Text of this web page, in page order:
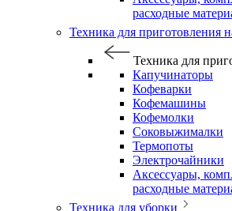
расходные
Техника для приготовления
Техника для
Капучинаторы
Кофеварки
Кофемашины
Кофемолки
Соковыжималки
Термопоты
Электрочайники
Аксессуары,
расходные
Техника для уборки